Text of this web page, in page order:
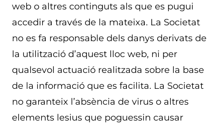
web o altres continguts als que es pugui
accedir a través de la mateixa. La Societat
no es fa responsable dels danys derivats de
la utilització d’aquest lloc web, ni per
qualsevol actuació realitzada sobre la base
de la informació que es facilita. La Societat
no garanteix l’absència de virus o altres
elements lesius que poguessin causar